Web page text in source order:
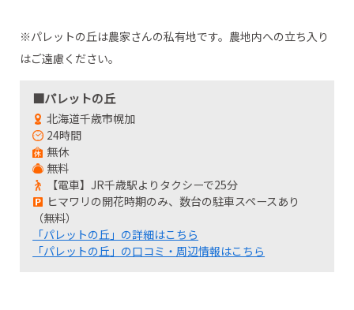
※パレットの丘は農家さんの私有地です。農地内への立ち入り
はご遠慮ください。
■パレットの丘
北海道千歳市幌加
24時間
無休
無料
【電車】JR千歳駅よりタクシーで25分
ヒマワリの開花時期のみ、数台の駐車スペースあり
（無料）
「パレットの丘」の詳細はこちら
「パレットの丘」の口コミ・周辺情報はこちら